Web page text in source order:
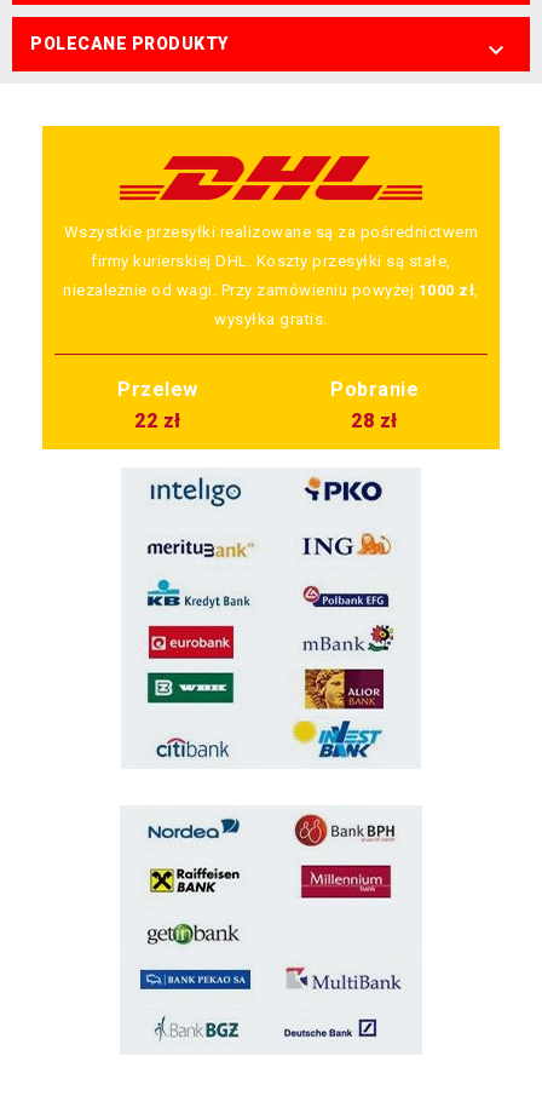
POLECANE PRODUKTY 
Wszystkie przesyłki realizowane są za pośrednictwem
firmy kurierskiej DHL. Koszty przesyłki są stałe,
niezależnie od wagi. Przy zamówieniu powyżej 1000 zł
wysyłka gratis.
Przelew
Pobranie
22 zł
28 zł